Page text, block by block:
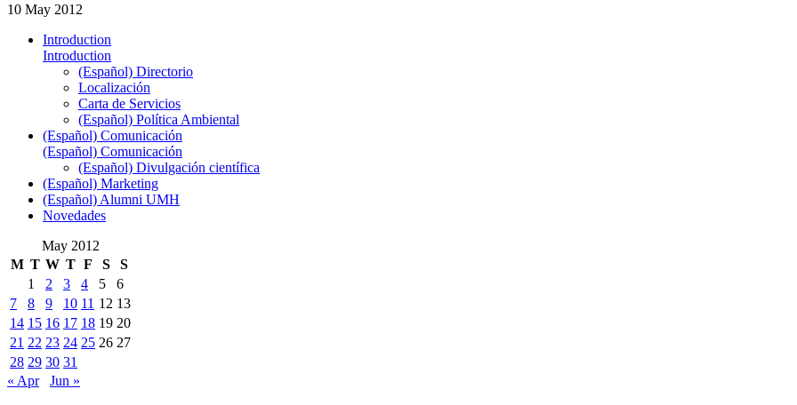
10 May 2012
Introduction
Introduction
(Español) Directorio
Localización
Carta de Servicios
(Español) Política Ambiental
(Español) Comunicación
(Español) Comunicación
(Español) Divulgación científica
(Español) Marketing
(Español) Alumni UMH
Novedades
May 2012
M T W T F S
S
1
2 3 4 5
6
7
8 9 10 11 12 13
14 15 16 17 18 19 20
21 22 23 24 25 26 27
28 29 30 31
« Apr
Jun »